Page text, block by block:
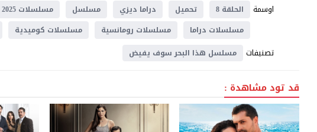
اوسمة
الحلقة 8 تحميل دراما ديزي مسلسل مسلسلات 2025
مسلسلات دراما
مسلسلات رومانسية مسلسلات كوميدية
تصنيفات مسلسل هذا البحر سوف يفيض
قد تود مشاهدة :